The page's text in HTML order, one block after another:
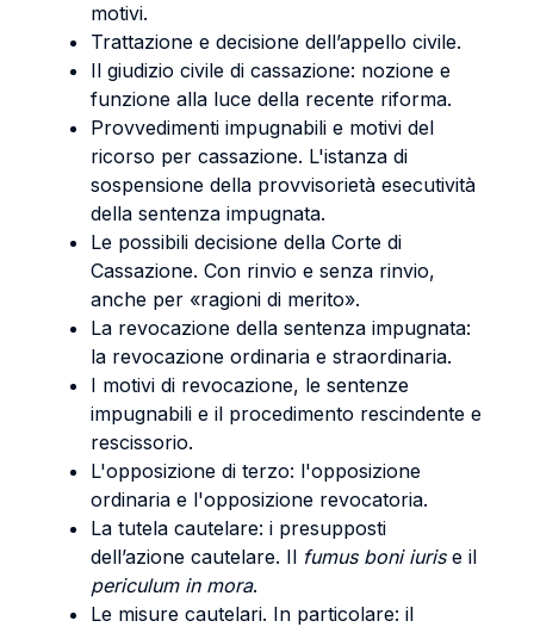
motivi.
Trattazione e decisione dell’appello civile.
Il giudizio civile di cassazione: nozione e
funzione alla luce della recente riforma.
Provvedimenti impugnabili e motivi del
ricorso per cassazione. L'istanza di
sospensione della provvisorietà esecutività
della sentenza impugnata.
Le possibili decisione della Corte di
Cassazione. Con rinvio e senza rinvio,
anche per «ragioni di merito».
La revocazione della sentenza impugnata:
la revocazione ordinaria e straordinaria.
I motivi di revocazione, le sentenze
impugnabili e il procedimento rescindente e
rescissorio.
L'opposizione di terzo: l'opposizione
ordinaria e l'opposizione revocatoria.
La tutela cautelare: i presupposti
dell’azione cautelare. Il fumus boni iurise il
periculum in mora.
Le misure cautelari. In particolare: il